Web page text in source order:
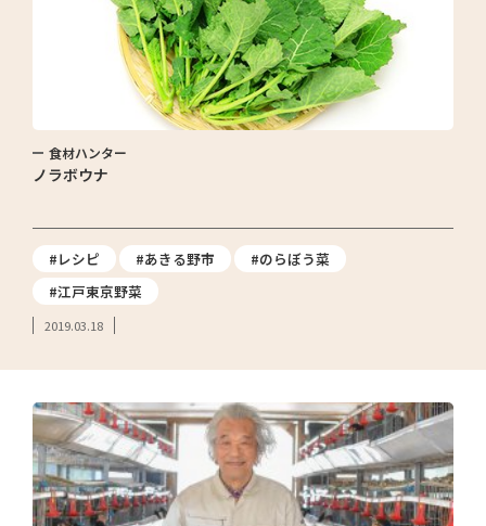
食材ハンター
ノラボウナ
#レシピ #あきる野市
#のらぼう菜
#江戸東京野菜
2019.03.18